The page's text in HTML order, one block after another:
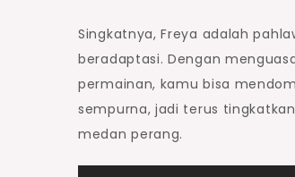
Singkatnya, Freya adalah
beradaptasi. Dengan
permainan, kamu bisa
sempurna, jadi terus
medan perang.